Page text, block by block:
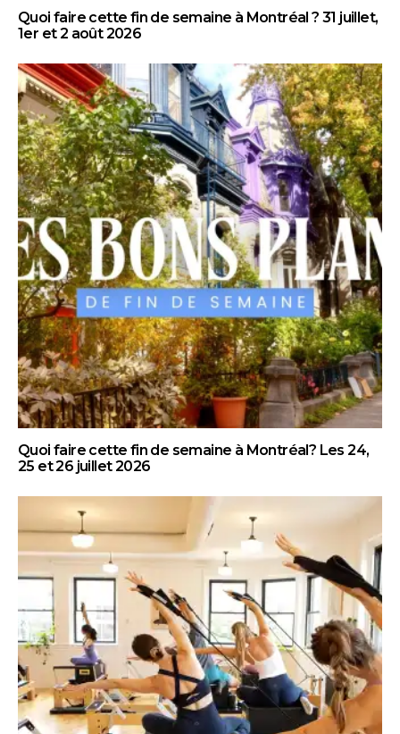
Quoi faire cette fin de semaine à Montréal ? 31 juillet,
1er et 2 août 2026
Quoi faire cette fin de semaine à Montréal? Les 24,
25 et 26 juillet 2026